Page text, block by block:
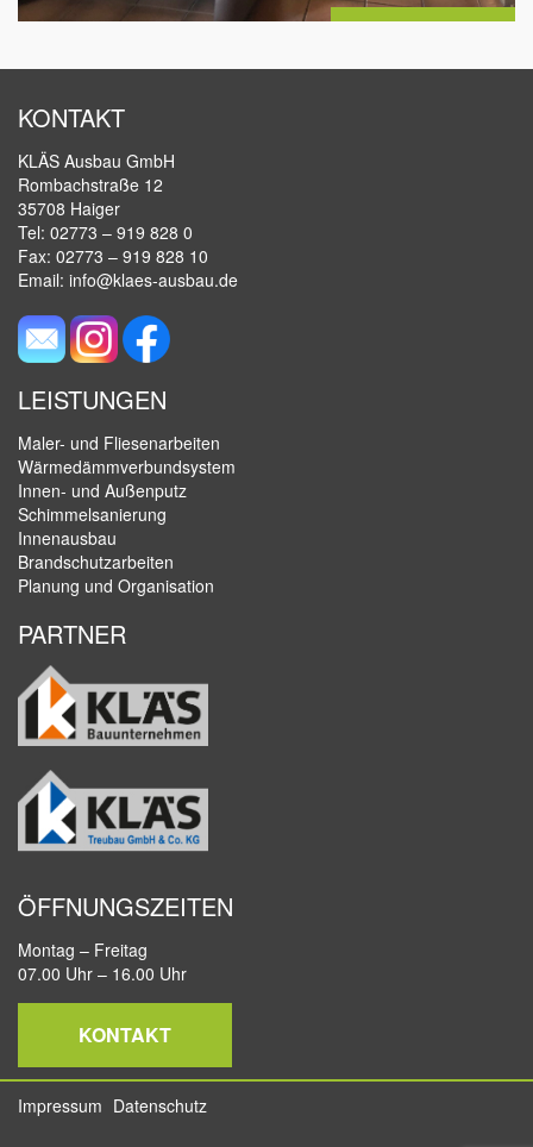
KONTAKT
KLÄS Ausbau GmbH
Rombachstraße 12
35708 Haiger
Tel: 02773 – 919 828 0
Fax: 02773 – 919 828 10
Email: info@klaes-ausbau.de
LEISTUNGEN
Maler- und Fliesenarbeiten
Wärmedämmverbundsystem
Innen- und Außenputz
Schimmelsanierung
Innenausbau
Brandschutzarbeiten
Planung und Organisation
PARTNER
ÖFFNUNGSZEITEN
Montag – Freitag
07.00 Uhr – 16.00 Uhr
KONTAKT
Impressum Datenschutz